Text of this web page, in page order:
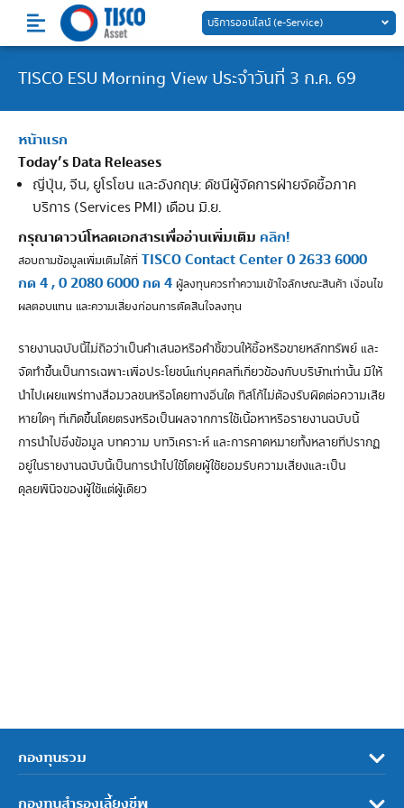
content
บริการออนไลน์ (e-Service)
TISCO ESU Morning View ประจำวันที่ 3 ก.ค. 69
หน้าแรก
Today’s Data Releases
ญี่ปุ่น, จีน, ยูโรโซน และอังกฤษ: ดัชนีผู้จัดการฝ่ายจัดซื้อภาค
บริการ (Services PMI) เดือน มิ.ย.
กรุณาดาวน์โหลดเอกสารเพื่ออ่านเพิ่มเติม คลิก!
สอบถามข้อมูลเพิ่มเติมได้ที่ TISCO Contact Center 0 2633 6000
กด 4 , 0 2080 6000 กด 4 ผู้ลงทุนควรทำความเข้าใจลักษณะสินค้า เงื่อนไข
ผลตอบแทน และความเสี่ยงก่อนการตัดสินใจลงทุน
รายงานฉบับนี้ไม่ถือว่าเป็นคำเสนอหรือคำชี้ชวนให้ซื้อหรือขายหลักทรัพย์ และ
จัดทำขึ้นเป็นการเฉพาะเพื่อประโยชน์แก่บุคคลที่เกี่ยวข้องกับบริษัทเท่านั้น มิให้
นำไปเผยแพร่ทางสื่อมวลชนหรือโดยทางอื่นใด ทิสโก้ไม่ต้องรับผิดต่อความเสีย
หายใดๆ ที่เกิดขึ้นโดยตรงหรือเป็นผลจากการใช้เนื้อหาหรือรายงานฉบับนี้
การนำไปซึ่งข้อมูล บทความ บทวิเคราะห์ และการคาดหมายทั้งหลายที่ปรากฏ
อยู่ในรายงานฉบับนี้เป็นการนำไปใช้โดยผู้ใช้ยอมรับความเสี่ยงและเป็น
ดุลยพินิจของผู้ใช้แต่ผู้เดียว
กองทุนรวม